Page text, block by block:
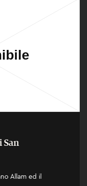
San
Allam ed il